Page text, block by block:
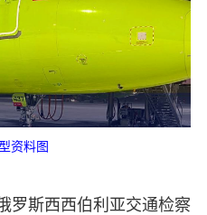
资料图
罗斯西西伯利亚交通检察